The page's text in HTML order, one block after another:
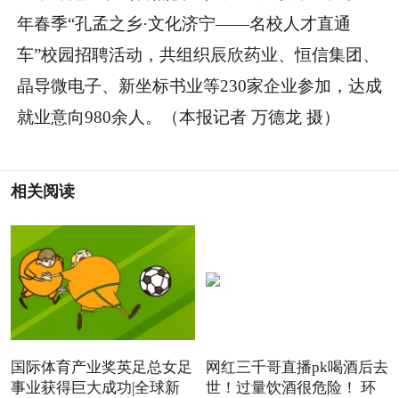
年春季“孔孟之乡·文化济宁——名校人才直通
车”校园招聘活动，共组织辰欣药业、恒信集团、
晶导微电子、新坐标书业等230家企业参加，达成
就业意向980余人。（本报记者 万德龙 摄）
相关阅读
国际体育产业奖英足总女足
事业获得巨大成功|全球新
网红三千哥直播pk喝酒后去
世！过量饮酒很危险！ 环